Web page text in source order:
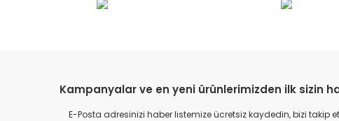
Kampanyalar ve en yeni ürünlerimizden ilk sizin
E-Posta adresinizi haber listemize ücretsiz kaydedin, bizi takip